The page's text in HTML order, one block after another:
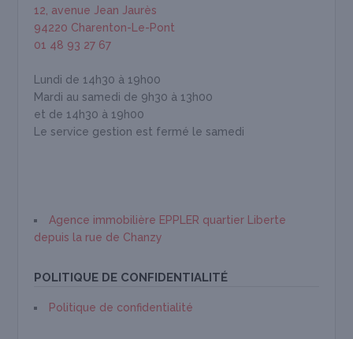
12, avenue Jean Jaurès
94220 Charenton-Le-Pont
01 48 93 27 67
Lundi de 14h30 à 19h00
Mardi au samedi de 9h30 à 13h00
et de 14h30 à 19h00
Le service gestion est fermé le samedi
Agence immobilière EPPLER quartier Liberte
depuis la rue de Chanzy
POLITIQUE DE CONFIDENTIALITÉ
Politique de confidentialité